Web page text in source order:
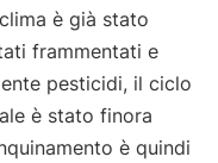
è già stato
frammentati e
pesticidi, il ciclo
è stato finora
è quindi